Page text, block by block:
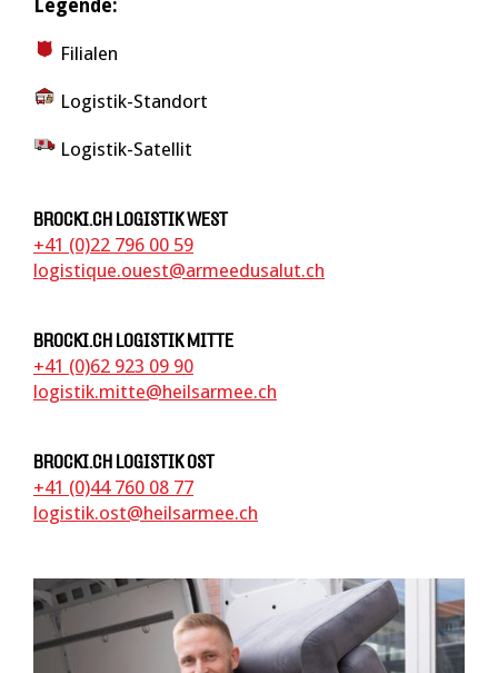
Legende:
Filialen
Logistik-Standort
Logistik-Satellit
BROCKI.CH LOGISTIK WEST
+41 (0)22 796 00 59
logistique.ouest@armeedusalut.ch
BROCKI.CH LOGISTIK MITTE
+41 (0)62 923 09 90
logistik.mitte@heilsarmee.ch
BROCKI.CH LOGISTIK OST
+41 (0)44 760 08 77
logistik.ost@heilsarmee.ch